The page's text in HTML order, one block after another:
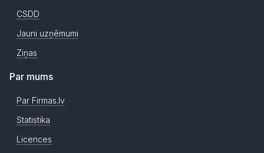
CSDD
Jauni uzņēmumi
Ziņas
Par mums
Par Firmas.lv
Statistika
Licences